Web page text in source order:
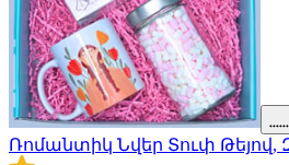
Ռոմանտիկ Նվեր Տուփ Թեյով,